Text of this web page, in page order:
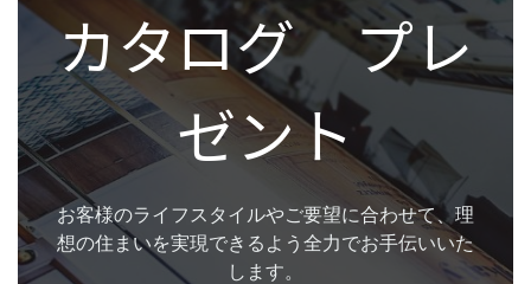
カタログ プレ
ゼント
お客様のライフスタイルやご要望に合わせて、理
想の住まいを実現できるよう全力でお手伝いいた
します。